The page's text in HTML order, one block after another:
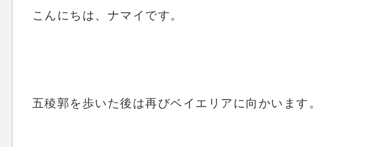
こんにちは、ナマイです。
五稜郭を歩いた後は再びベイエリアに向かいます。